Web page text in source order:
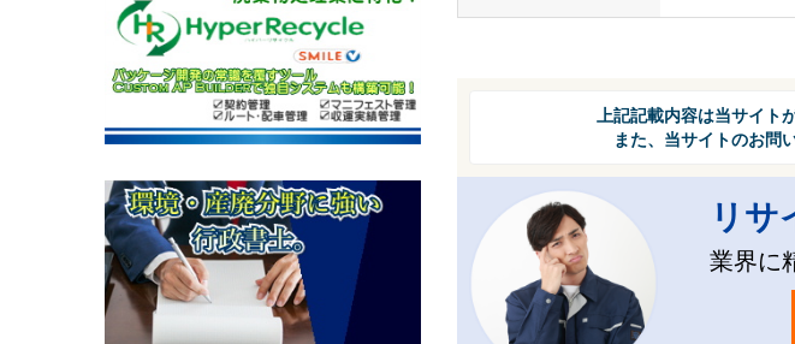
上記記載内容は当サイト
また、当サイトのお問
リサ
業界に